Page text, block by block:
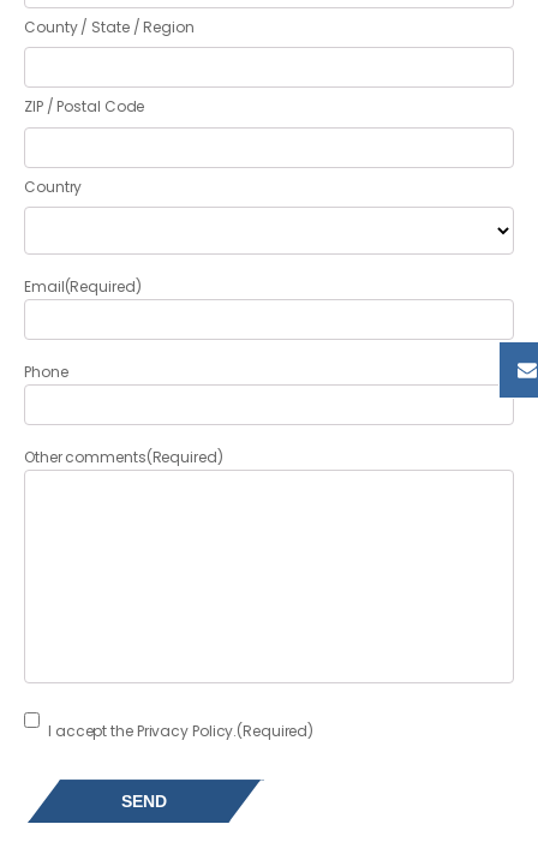
County / State / Region
ZIP / Postal Code
Country
Email(Required)
Phone
Other comments(Required)
Consent (Required)
I accept the Privacy Policy.(Required)